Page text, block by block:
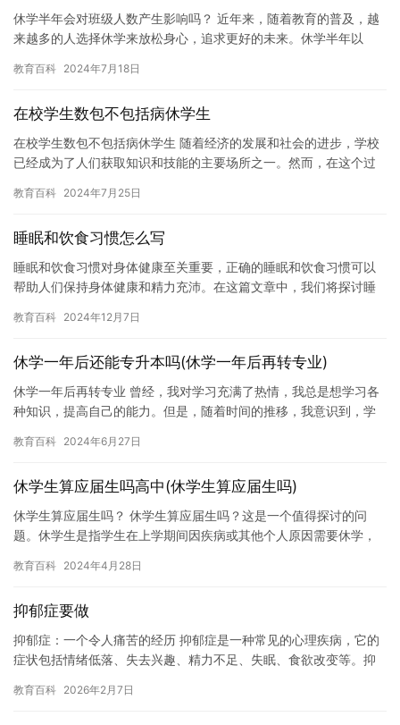
休学半年会对班级人数产生影响吗？ 近年来，随着教育的普及，越
来越多的人选择休学来放松身心，追求更好的未来。休学半年以
来，班…
教育百科 2024年7月18日
在校学生数包不包括病休学生
在校学生数包不包括病休学生 随着经济的发展和社会的进步，学校
已经成为了人们获取知识和技能的主要场所之一。然而，在这个过
题成…
教育百科 2024年7月25日
睡眠和饮食习惯怎么写
睡眠和饮食习惯对身体健康至关重要，正确的睡眠和饮食习惯可以
帮助人们保持身体健康和精力充沛。在这篇文章中，我们将探讨睡
地管理…
教育百科 2024年12月7日
休学一年后还能专升本吗(休学一年后再转专业)
休学一年后再转专业 曾经，我对学习充满了热情，我总是想学习各
种知识，提高自己的能力。但是，随着时间的推移，我意识到，学
怎么…
教育百科 2024年6月27日
休学生算应届生吗高中(休学生算应届生吗)
休学生算应届生吗？ 休学生算应届生吗？这是一个值得探讨的问
题。休学生是指学生在上学期间因疾病或其他个人原因需要休学，
教育百科 2024年4月28日
抑郁症要做
抑郁症：一个令人痛苦的经历 抑郁症是一种常见的心理疾病，它的
症状包括情绪低落、失去兴趣、精力不足、失眠、食欲改变等。抑
作。…
教育百科 2026年2月7日